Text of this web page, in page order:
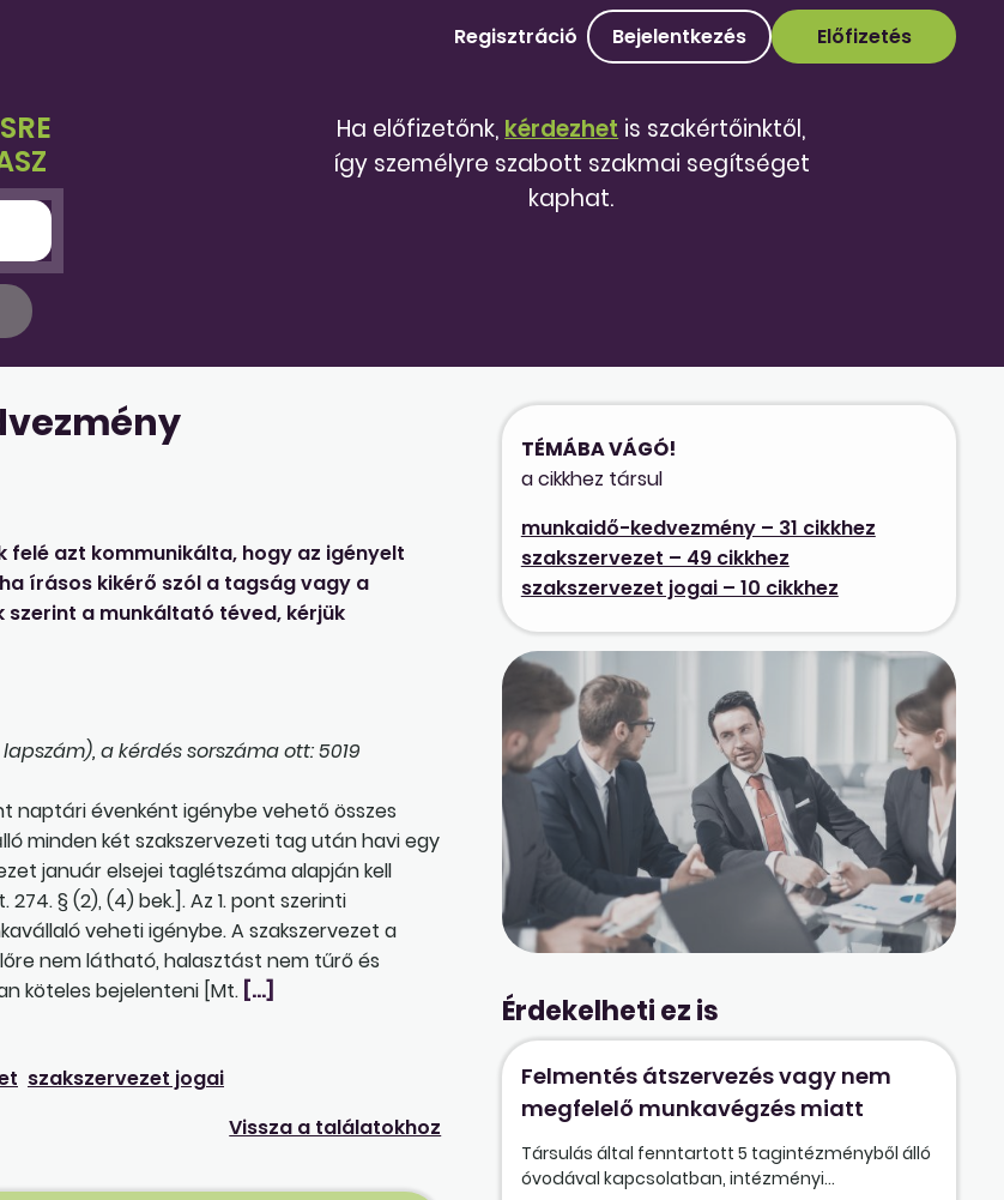
Regisztráció Bejelentkezés Előfizetés
Ha előfizetőnk, kérdezhet is szakértőinktől,
így személyre szabott szakmai segítséget
kaphat.
azt kommunikálta, hogy az igényelt
írásos kikérő szól a tagság vagy a
a munkáltató téved, kérjük
a kérdés sorszáma ott: 5019
naptári évenként igénybe vehető összes
minden két szakszervezeti tag után havi egy
január elsejei taglétszáma alapján kell
§ (2), (4) bek.]. Az 1. pont szerinti
veheti igénybe. A szakszervezet a
nem látható, halasztást nem tűrő és
köteles bejelenteni [Mt. […]
szakszervezet jogai
Vissza a találatokhoz
TÉMÁBA VÁGÓ!
a cikkhez társul
munkaidő-kedvezmény – 31 cikkhez
szakszervezet – 49 cikkhez
szakszervezet jogai – 10 cikkhez
Érdekelheti ez is
Felmentés átszervezés vagy nem
megfelelő munkavégzés miatt
Társulás által fenntartott 5 tagintézményből álló
óvodával kapcsolatban, intézményi...